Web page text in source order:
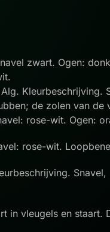
zwart. Ogen:
Kleurbeschrijving.
de zolen van de
rose-wit. Ogen:
rose-wit.
in vleugels en staart.